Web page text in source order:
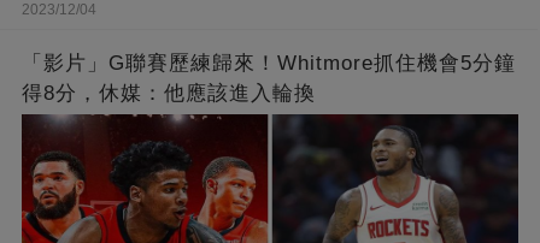
2023/12/04
「影片」G聯賽歷練歸來！Whitmore抓住機會5分鐘
得8分，休媒：他應該進入輪換